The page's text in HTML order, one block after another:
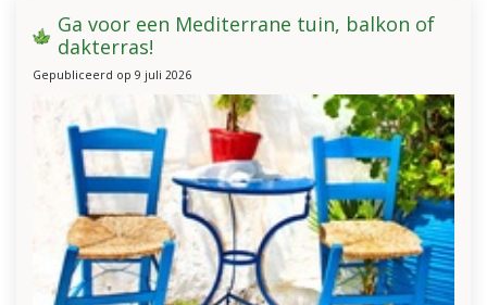
Ga voor een Mediterrane tuin, balkon of
dakterras!
Gepubliceerd op 9 juli 2026